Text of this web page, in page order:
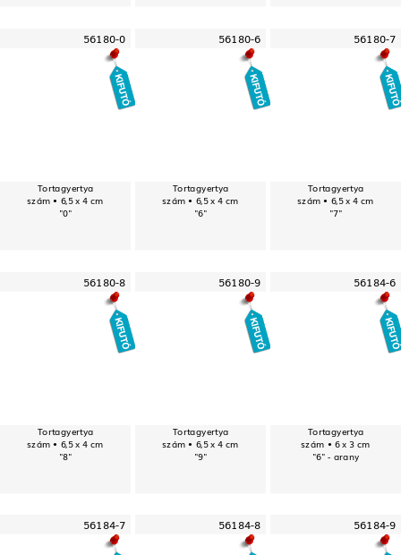
56180-0
Tortagyertya
szám • 6,5 x 4 cm
"0"
56180-6
Tortagyertya
szám • 6,5 x 4 cm
"6"
56180-7
Tortagyertya
szám • 6,5 x 4 cm
"7"
56180-8
Tortagyertya
szám • 6,5 x 4 cm
"8"
56180-9
Tortagyertya
szám • 6,5 x 4 cm
"9"
56184-6
Tortagyertya
szám • 6 x 3 cm
"6" - arany
56184-7 56184-8 56184-9